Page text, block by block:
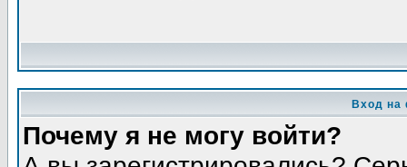
Вход на
Почему я не могу войти?